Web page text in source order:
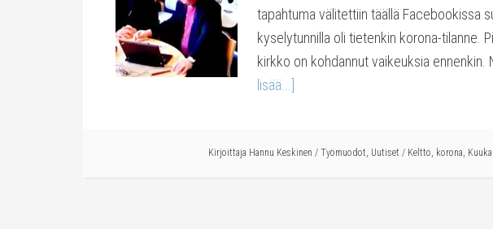
tapahtuma välitettiin täällä Facebookissa
kyselytunnilla oli tietenkin korona-tilanne.
kirkko on kohdannut vaikeuksia ennenkin.
lisää...]
Kirjoittaja Hannu Keskinen / Työmuodot, Uutiset / Keltto, korona,